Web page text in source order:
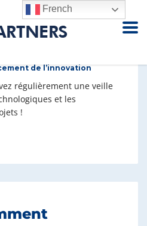
de l’innovation
régulièrement une veille
et les
!
French